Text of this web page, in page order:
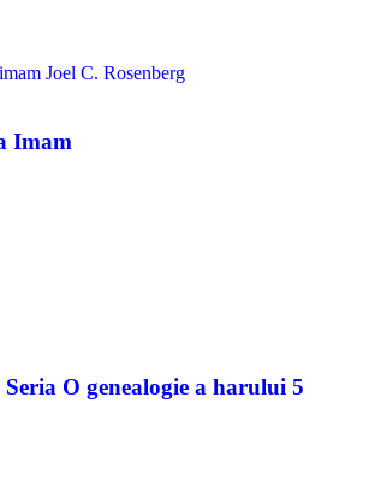
Imam
O genealogie a harului 5